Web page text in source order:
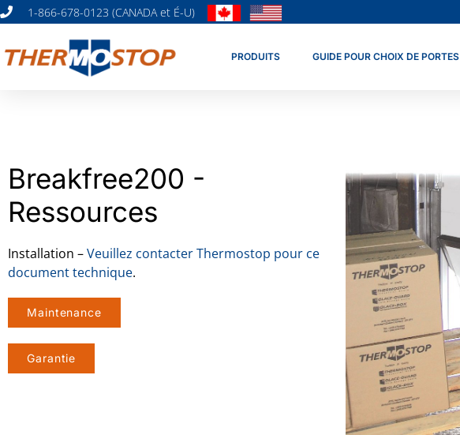
1-866-678-0123 (CANADA et É-U)
PRODUITS GUIDE POUR CHOIX DE PORTES
Breakfree200 -
Ressources
Installation –Veuillez contacter Thermostop pour ce
document technique.
Maintenance
Garantie